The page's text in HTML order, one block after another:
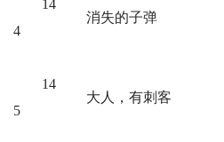
14
4
消失的子弹
14
5
大人，有刺客